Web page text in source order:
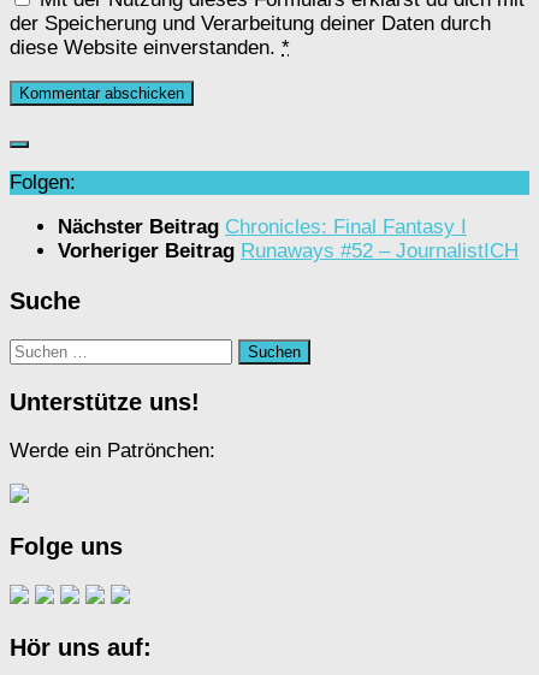
der Speicherung und Verarbeitung deiner Daten durch
diese Website einverstanden. *
Folgen:
Nächster Beitrag Chronicles: Final Fantasy I
Vorheriger Beitrag Runaways #52 – JournalistICH
Suche
Suchen
Unterstütze uns!
Werde ein Patrönchen:
Folge uns
Hör uns auf: